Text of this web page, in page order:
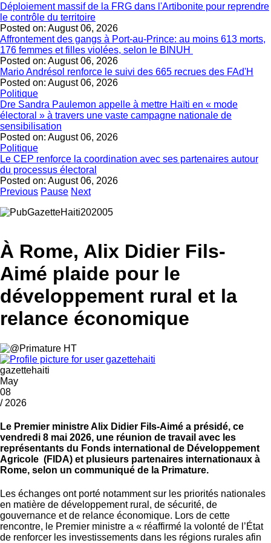
Déploiement massif de la FRG dans l'Artibonite pour reprendre
le contrôle du territoire
Posted on: August 06, 2026
Affrontement des gangs à Port-au-Prince: au moins 613 morts,
176 femmes et filles violées, selon le BINUH
Posted on: August 06, 2026
Mario Andrésol renforce le suivi des 665 recrues des FAd'H
Posted on: August 06, 2026
Politique
Dre Sandra Paulemon appelle à mettre Haïti en « mode
électoral » à travers une vaste campagne nationale de
sensibilisation
Posted on: August 06, 2026
Politique
Le CEP renforce la coordination avec ses partenaires autour
du processus électoral
Posted on: August 06, 2026
Previous Pause Next
À Rome, Alix Didier Fils-
Aimé plaide pour le
développement rural et la
relance économique
gazettehaiti
May
08
/ 2026
Le Premier ministre Alix Didier Fils-Aimé a présidé, ce
vendredi 8 mai 2026, une réunion de travail avec les
représentants du Fonds international de Développement
Agricole (FIDA) et plusieurs partenaires internationaux à
Rome, selon un communiqué de la Primature.
Les échanges ont porté notamment sur les priorités nationales
en matière de développement rural, de sécurité, de
gouvernance et de relance économique. Lors de cette
rencontre, le Premier ministre a « réaffirmé la volonté de l’État
de renforcer les investissements dans les régions rurales afin